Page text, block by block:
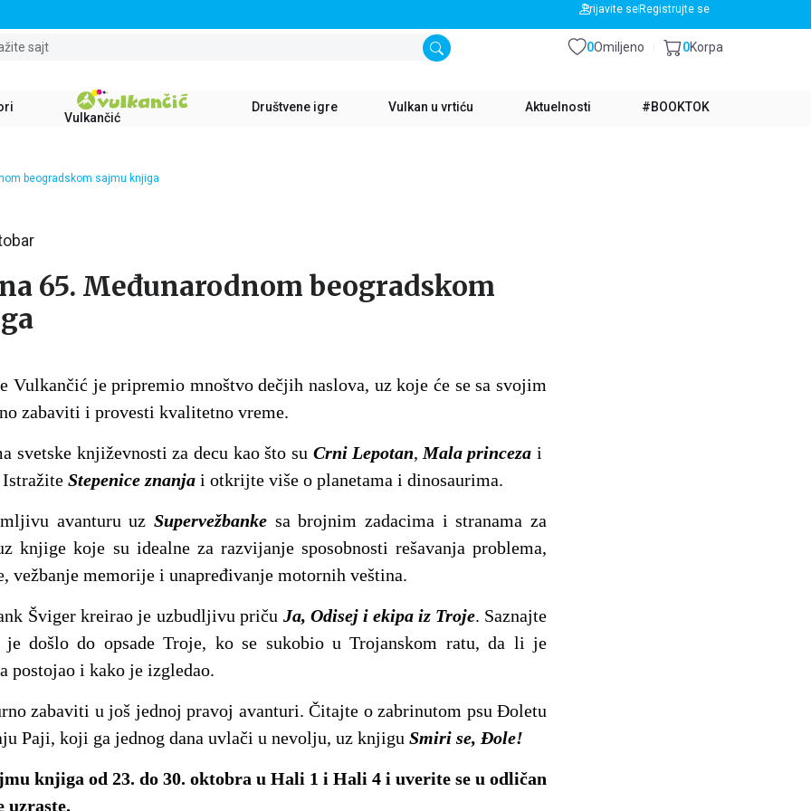
BESPLATNA DOSTAVA ZA IZNOS PREKO 3500 RSD
Prijavite se Registrujte se
sajt Omiljeno
0 Korpa
0
Vulkančić
Društvene igre Vulkan u vrtiću Aktuelnosti #BOOKTOK
beogradskom sajmu knjiga
65. Međunarodnom beogradskom
Vulkančić je pripremio mnoštvo dečjih naslova, uz koje će se sa svojim
zabaviti i provesti kvalitetno vreme.
svetske književnosti za decu kao što su Crni Lepotan, Mala princeza i
Istražite Stepenice znanja i otkrijte više o planetama i dinosaurima.
avanturu uz Supervežbanke sa brojnim zadacima i stranama za
knjige koje su idealne za razvijanje sposobnosti rešavanja problema,
vežbanje memorije i unapređivanje motornih veština.
Šviger kreirao je uzbudljivu priču Ja, Odisej i ekipa iz Troje. Saznajte
došlo do opsade Troje, ko se sukobio u Trojanskom ratu, da li je
postojao i kako je izgledao.
zabaviti u još jednoj pravoj avanturi. Čitajte o zabrinutom psu Đoletu
Paji, koji ga jednog dana uvlači u nevolju, uz knjigu Smiri se, Đole!
knjiga od 23. do 30. oktobra u Hali 1 i Hali 4 i uverite se u odličan
uzraste.